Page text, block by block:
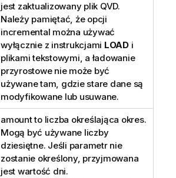
jest zaktualizowany plik QVD.
Należy pamiętać, że opcji
incremental można używać
wyłącznie z instrukcjami LOADi
plikami tekstowymi, a ładowanie
przyrostowe nie może być
używane tam, gdzie stare dane są
modyfikowane lub usuwane.
amountto liczba określająca okres.
Mogą być używane liczby
dziesiętne. Jeśli parametr nie
zostanie określony, przyjmowana
jest wartość dni.